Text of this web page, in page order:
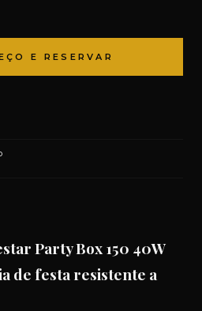
E RESERVAR
Party Box 150 40W
de festa resistente a